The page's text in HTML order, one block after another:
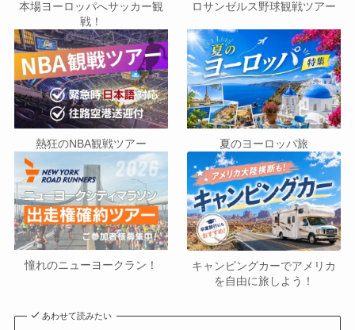
本場ヨーロッパへサッカー観
戦！
ロサンゼルス野球観戦ツアー
熱狂のNBA観戦ツアー 夏のヨーロッパ旅
憧れのニューヨークラン！
キャンピングカーでアメリカ
を自由に旅しよう！
あわせて読みたい